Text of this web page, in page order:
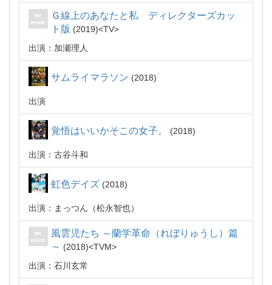
Ｇ線上のあなたと私 ディレクターズカッ
ト版
2019
TV
出演：加瀬理人
サムライマラソン 2018
出演
覚悟はいいかそこの女子。 2018
出演：古谷斗和
虹色デイズ 2018
出演：まっつん（松永智也）
風雲児たち ～蘭学革命（れぼりゅうし）篇
～
2018
TVM
出演：石川玄常